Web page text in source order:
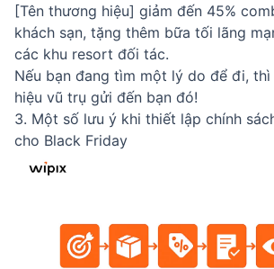
[Tên thương hiệu] giảm đến 45%
khách sạn, tặng thêm bữa tối lãng
các khu resort đối tác.
Nếu bạn đang tìm một lý do để đi,
hiệu vũ trụ gửi đến bạn đó!
3. Một số lưu ý khi thiết lập chính
cho Black Friday